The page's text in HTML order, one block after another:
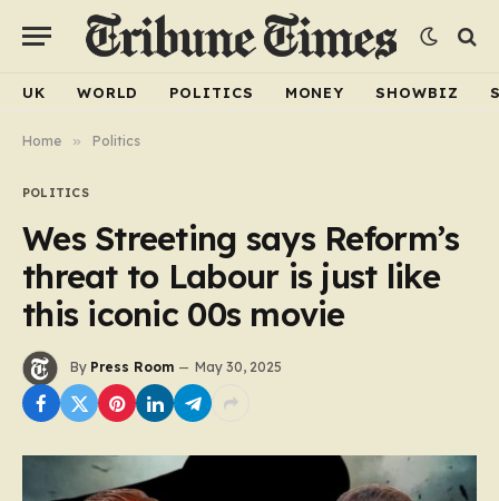
UK WORLD POLITICS MONEY SHOWBIZ
Home » Politics
POLITICS
Wes Streeting says Reform’s
threat to Labour is just like
this iconic 00s movie
By Press Room May 30, 2025